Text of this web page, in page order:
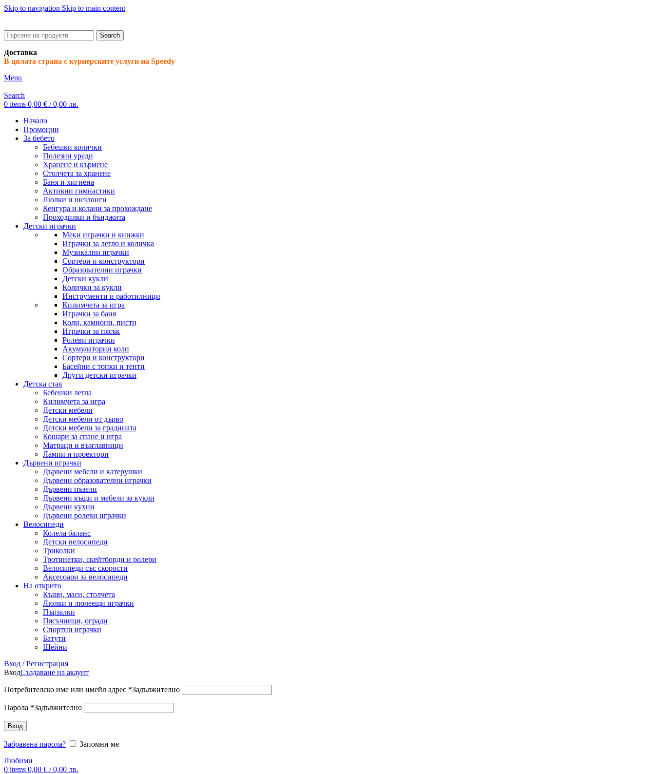
Skip to navigation Skip to main content
Search
Доставка
В цялата страна с куриерските услуги на Speedy
Menu
Search
0 items 0,00 € / 0,00 лв.
Начало
Промоции
За бебето
Бебешки колички
Полезни уреди
Хранене и кърмене
Столчета за хранене
Баня и хигиена
Активни гимнастики
Люлки и шезлонги
Кенгура и колани за прохождане
Проходилки и бънджита
Детски играчки
Меки играчки и книжки
Играчки за легло и количка
Музикални играчки
Сортери и конструктори
Образователни играчки
Детски кукли
Колички за кукли
Инструменти и работилници
Килимчета за игра
Играчки за баня
Коли, камиони, писти
Играчки за пясък
Ролеви играчки
Акумулаторни коли
Сортери и конструктори
Басейни с топки и тенти
Други детски играчки
Детска стая
Бебешки легла
Килимчета за игра
Детски мебели
Детски мебели от дърво
Детски мебели за градината
Кошари за спане и игра
Матраци и възглавници
Лампи и проектори
Дървени играчки
Дървени мебели и катерушки
Дървени образователни играчки
Дървени пъзели
Дървени къщи и мебели за кукли
Дървени кухни
Дървени ролеви играчки
Велосипеди
Колела баланс
Детски велосипеди
Триколки
Тротинетки, скейтборди и ролери
Велосипеди със скорости
Аксесоари за велосипеди
На открито
Къщи, маси, столчета
Люлки и люлеещи играчки
Пързалки
Пясъчници, огради
Спортни играчки
Батути
Шейни
Вход / Регистрация
ВходСъздаване на акаунт
Потребителско име или имейл адрес *Задължително
Парола *Задължително
Вход
Забравена парола?
Запомни ме
Любими
0 items 0,00 € / 0,00 лв.